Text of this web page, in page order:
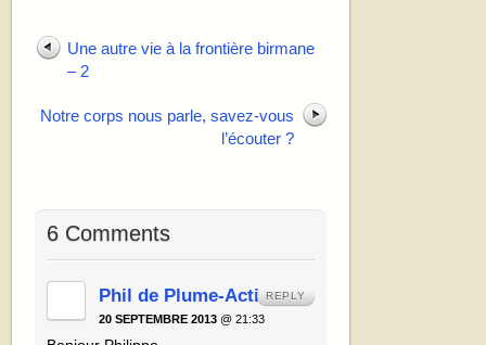
Une autre vie à la frontière birmane
– 2
Notre corps nous parle, savez-vous
l’écouter ?
6 Comments
Phil de Plume-Active
20 SEPTEMBRE 2013 @ 21:33
REPLY